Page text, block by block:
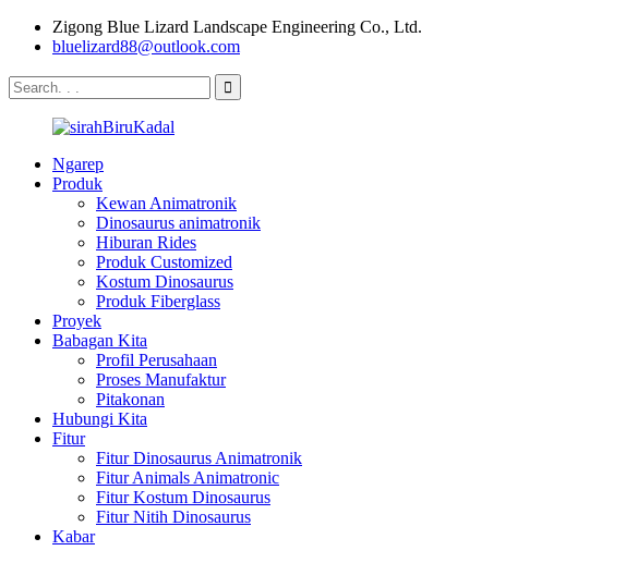
Zigong Blue Lizard Landscape Engineering Co., Ltd.
bluelizard88@outlook.com
Ngarep
Produk
Kewan Animatronik
Dinosaurus animatronik
Hiburan Rides
Produk Customized
Kostum Dinosaurus
Produk Fiberglass
Proyek
Babagan Kita
Profil Perusahaan
Proses Manufaktur
Pitakonan
Hubungi Kita
Fitur
Fitur Dinosaurus Animatronik
Fitur Animals Animatronic
Fitur Kostum Dinosaurus
Fitur Nitih Dinosaurus
Kabar